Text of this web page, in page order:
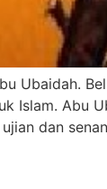
Ubaidah.
Islam. Abu
dan